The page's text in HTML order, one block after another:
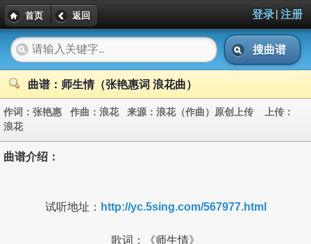
首页 返回 登录| 注册
搜曲谱
曲谱：师生情（张艳惠词 浪花曲）
作词： 张艳惠 作曲： 浪花 来源： 浪花（作曲）原创上传 上传：
浪花
曲谱介绍：
试听地址： http://yc.5sing.com/567977.html
歌词：《师生情》